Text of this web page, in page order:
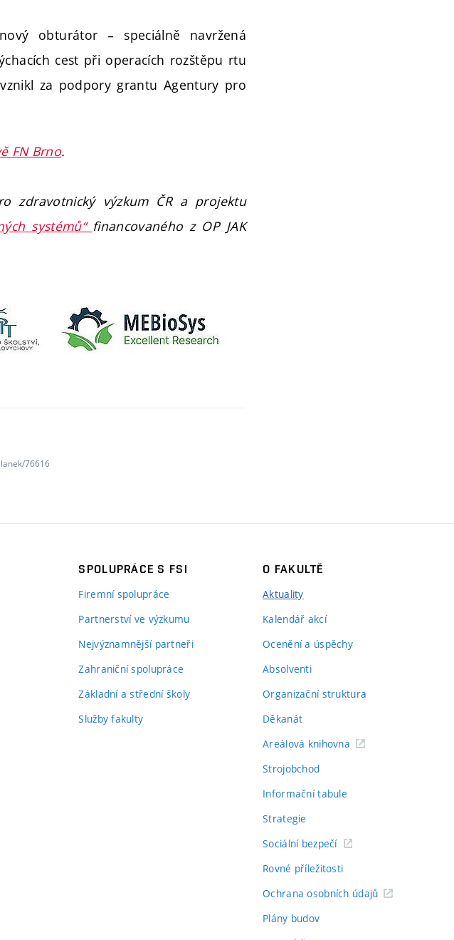
obturátor – speciálně navržená
cest při operacích rozštěpu rtu
za podpory grantu Agentury pro
FN Brno.
zdravotnický výzkum ČR a projektu
systémů“ financovaného z OP JAK
76616
SPOLUPRÁCE S FSI
Firemní spolupráce
Partnerství ve výzkumu
Nejvýznamnější partneři
Zahraniční spolupráce
Základní a střední školy
Služby fakulty
O FAKULTĚ
Aktuality
Kalendář akcí
Ocenění a úspěchy
Absolventi
Organizační struktura
Děkanát
Areálová knihovna
Strojobchod
Informační tabule
Strategie
Sociální bezpečí
Rovné příležitosti
Ochrana osobních údajů
Plány budov